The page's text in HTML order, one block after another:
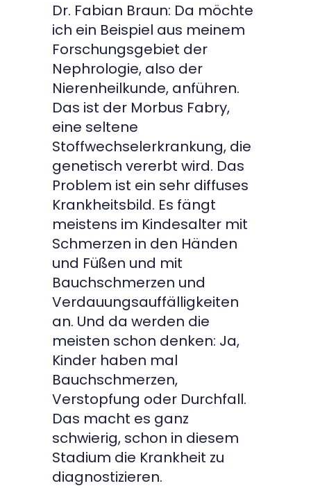
Dr. Fabian Braun: Da möchte
ich ein Beispiel aus meinem
Forschungsgebiet der
Nephrologie, also der
Nierenheilkunde, anführen.
Das ist der Morbus Fabry,
eine seltene
Stoffwechselerkrankung, die
genetisch vererbt wird. Das
Problem ist ein sehr diffuses
Krankheitsbild. Es fängt
meistens im Kindesalter mit
Schmerzen in den Händen
und Füßen und mit
Bauchschmerzen und
Verdauungsauffälligkeiten
an. Und da werden die
meisten schon denken: Ja,
Kinder haben mal
Bauchschmerzen,
Verstopfung oder Durchfall.
Das macht es ganz
schwierig, schon in diesem
Stadium die Krankheit zu
diagnostizieren.